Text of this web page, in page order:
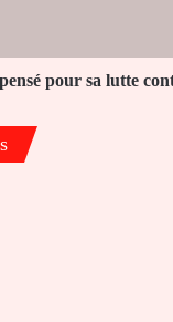
pour sa lutte